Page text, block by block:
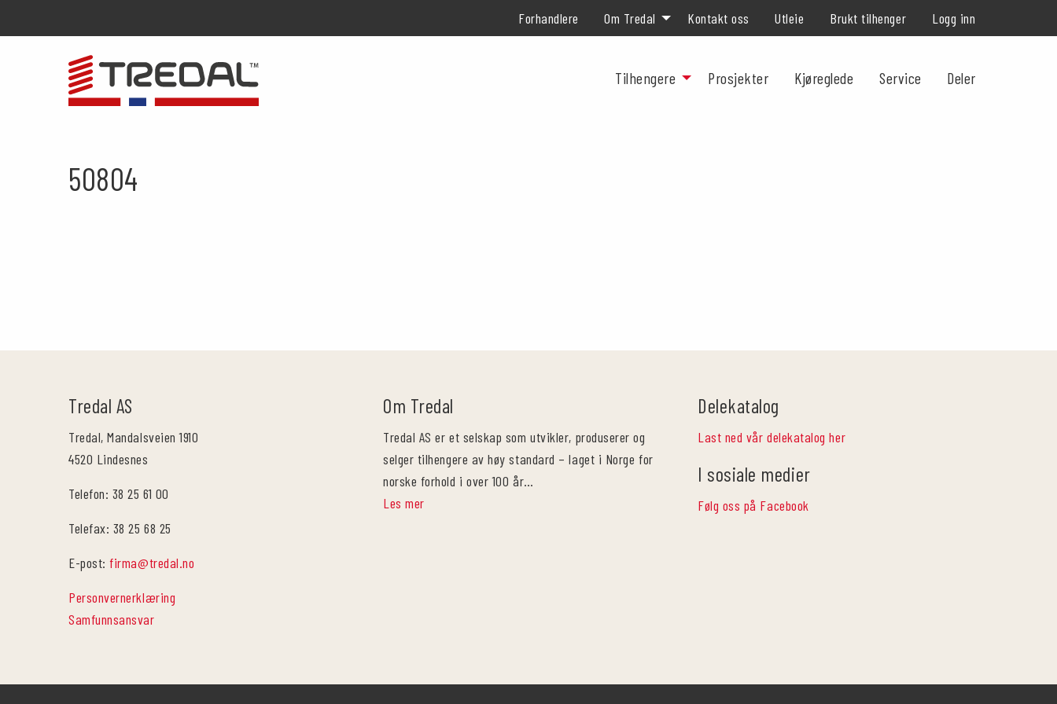
Forhandlere Om Tredal Kontakt oss Utleie Brukt tilhenger Logg inn
Tilhengere Prosjekter Kjøreglede Service Deler
50804
Tredal AS
Tredal, Mandalsveien 1910
4520 Lindesnes
Telefon: 38 25 61 00
Telefax: 38 25 68 25
E-post:firma@tredal.no
Personvernerklæring
Samfunnsansvar
Om Tredal
Tredal AS er et selskap som utvikler, produserer og
selger tilhengere av høy standard – laget i Norge for
norske forhold i over 100 år…
Les mer
Delekatalog
Last ned vår delekatalog her
I sosiale medier
Følg oss på Facebook